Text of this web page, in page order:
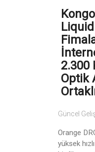
2.300
Optik
Güncel
Orange
yüksek